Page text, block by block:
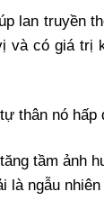
lan truyền
và có giá
thân nó
tầm
là ngẫu